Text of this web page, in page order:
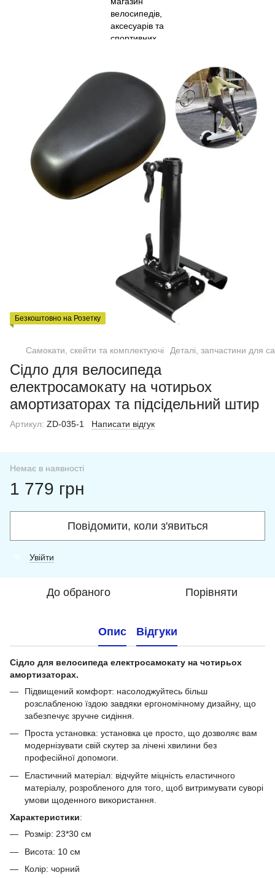
Безкоштовно на Розетку
Самокати, скейти та комплектуючі Деталі, запчастини для
Сідло для велосипеда
електросамокату на чотирьох
амортизаторах та підсідельний штир
Артикул: ZD-035-1 Написати відгук
Немає в наявності
1 779 грн
Повідомити, коли з'явиться
Увійти
До обраного Порівняти
Опис Відгуки
Сідло для велосипеда електросамокату на чотирьох
амортизаторах.
Підвищений комфорт: насолоджуйтесь більш
розслабленою їздою завдяки ергономічному дизайну, що
забезпечує зручне сидіння.
Проста установка: установка це просто, що дозволяє вам
модернізувати свій скутер за лічені хвилини без
професійної допомоги.
Еластичний матеріал: відчуйте міцність еластичного
матеріалу, розробленого для того, щоб витримувати суворі
умови щоденного використання.
Характеристики:
Розмір: 23*30 см
Висота: 10 см
Колір: чорний